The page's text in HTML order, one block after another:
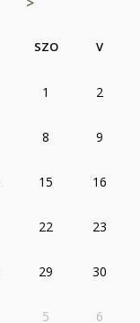
SZO V
1 2
8 9
15 16
22 23
29 30
5 6